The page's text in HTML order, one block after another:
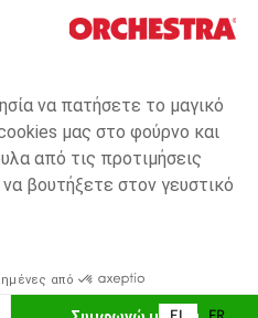
να πατήσετε το μαγικό
μας στο φούρνο και
από τις προτιμήσεις
βουτήξετε στον γευστικό
από
15-
με
ΚΑΛΆΘΙ
Πώλησης
προσφορες
δεδομένα
των cookies
μη συμμορφούμενη
δεοντολογίας και στο σύστημα
Ηλεκτρονικού Εμπορίου.